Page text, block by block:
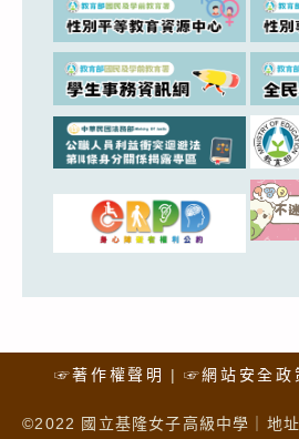
☞著作權聲明 ☞網站安全政
©2022 國立基隆女子高級中學｜地